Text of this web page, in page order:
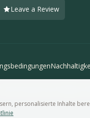
Leave a Review
personalisierte Inhalte